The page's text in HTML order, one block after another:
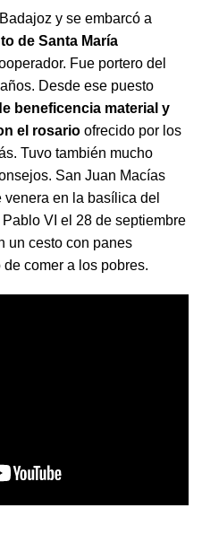
y se embarcó a
de Santa María
Fue portero del
Desde ese puesto
beneficencia material y
el rosario ofrecido por los
Tuvo también mucho
San Juan Macías
en la basílica del
VI el 28 de septiembre
un cesto con panes
comer a los pobres.